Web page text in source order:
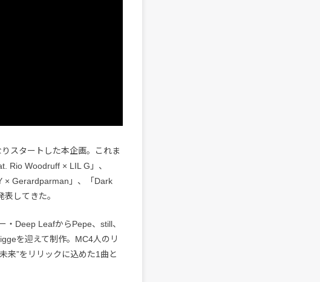
スタートした本企画。これま
Rio Woodruff × LIL G」、
× Gerardparman」、「Dark
してきた。
Deep LeafからPepe、still、
を迎えて制作。MC4人のリ
来”をリリックに込めた1曲と